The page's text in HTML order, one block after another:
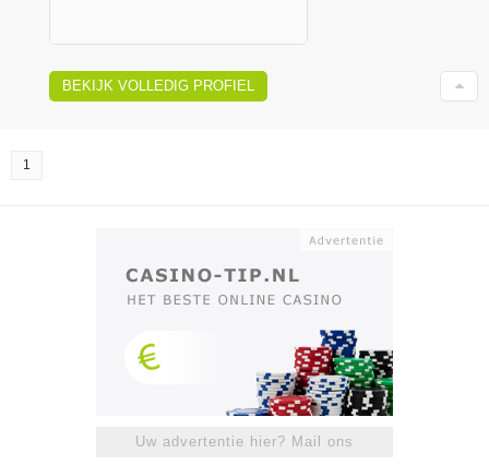
BEKIJK VOLLEDIG PROFIEL
1
Uw advertentie hier? Mail ons